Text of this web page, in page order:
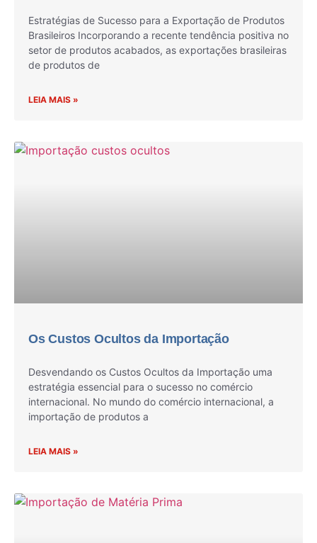
Estratégias de Sucesso para a Exportação de Produtos
Brasileiros Incorporando a recente tendência positiva no
setor de produtos acabados, as exportações brasileiras
de produtos de
LEIA MAIS »
Os Custos Ocultos da Importação
Desvendando os Custos Ocultos da Importação uma
estratégia essencial para o sucesso no comércio
internacional. No mundo do comércio internacional, a
importação de produtos a
LEIA MAIS »